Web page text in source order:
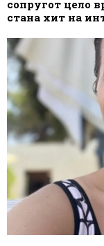
сопругот цело
стана хит на